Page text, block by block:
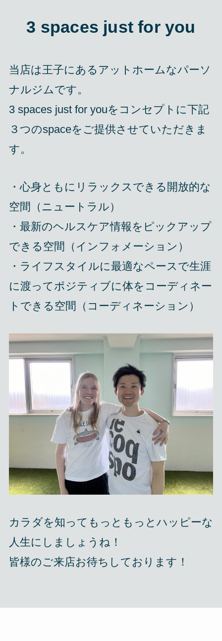
3 spaces just for you
当店は王子にあるアットホームなパーソ
ナルジムです。
3 spaces just for youをコンセプトに下記
３つのspaceをご提供させていただきま
す。
・心身ともにリラックスできる開放的な
空間（ニュートラル）
・最新のヘルスケア情報をピックアップ
できる空間（インフォメーション）
・ライフスタイルに最適なペースで生涯
に渡ってポジティブに体をコーディネー
トできる空間（コーディネーション）
カラダを知ってもっともっとハッピーな
人生にしましょうね！
皆様のご来店お待ちしております！